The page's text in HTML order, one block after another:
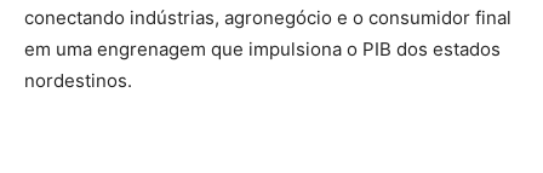
conectando indústrias, agronegócio e o consumidor final
em uma engrenagem que impulsiona o PIB dos estados
nordestinos.